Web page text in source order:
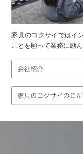
家具のコクサイではイ
ことを願って業務に励ん